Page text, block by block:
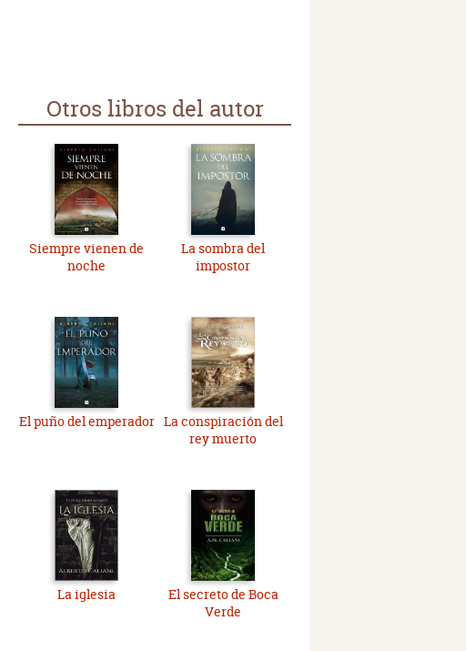
Otros libros del autor
Siempre vienen de
noche
La sombra del
impostor
El puño del emperador La conspiración del
rey muerto
La iglesia
El secreto de Boca
Verde